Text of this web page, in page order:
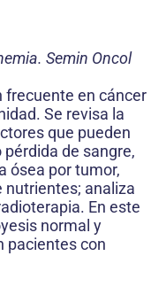
Semin Oncol
frecuente en cáncer
Se revisa la
que pueden
de sangre,
ósea por tumor,
nutrientes; analiza
En este
normal y
pacientes con